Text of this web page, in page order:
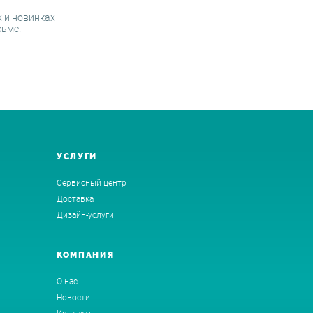
и новинках
УСЛУГИ
Сервисный центр
Доставка
Дизайн-услуги
КОМПАНИЯ
О нас
Новости